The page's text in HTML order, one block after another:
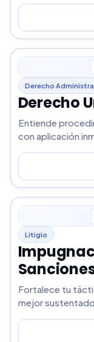
Derecho
Derecho
Entiende
con aplicación
Litigio
Fortalece tu
mejor